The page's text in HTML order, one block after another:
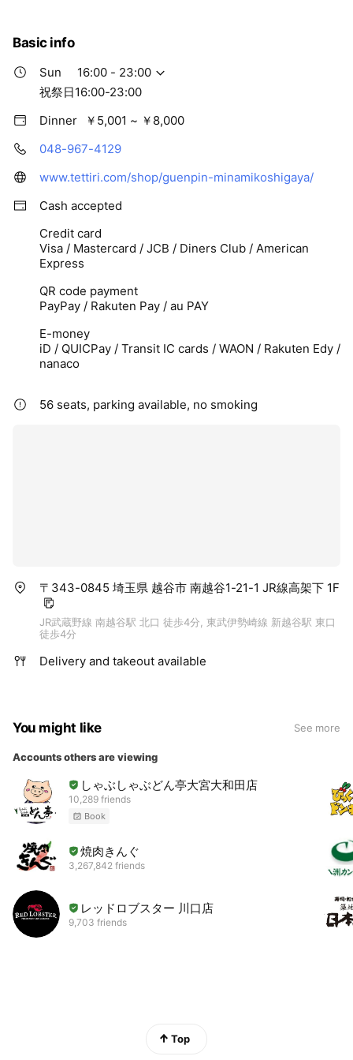
Basic info
Sun
16:00 - 23:00
祝祭日16:00-23:00
Dinner
￥5,001 ~ ￥8,000
048-967-4129
www.tettiri.com/shop/guenpin-minamikoshigaya/
Cash accepted
Credit card
Visa / Mastercard / JCB / Diners Club / American
Express
QR code payment
PayPay / Rakuten Pay / au PAY
E-money
iD / QUICPay / Transit IC cards / WAON / Rakuten Edy /
nanaco
56 seats, parking available, no smoking
〒343-0845 埼玉県 越谷市 南越谷1-21-1 JR線高架下 1F
JR武蔵野線 南越谷駅 北口 徒歩4分, 東武伊勢崎線 新越谷駅 東口
徒歩4分
Delivery and takeout available
You might like See more
Accounts others are viewing
しゃぶしゃぶどん亭大宮大和田店
10,289 friends
Book
焼肉きんぐ
3,267,842 friends
レッドロブスター 川口店
9,703 friends
Top